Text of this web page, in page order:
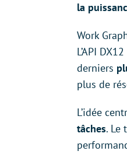
la
Work
L’API
derniers
plus de
L’idée
tâches. Le